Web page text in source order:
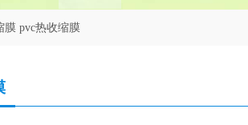
膜 pvc热收缩膜